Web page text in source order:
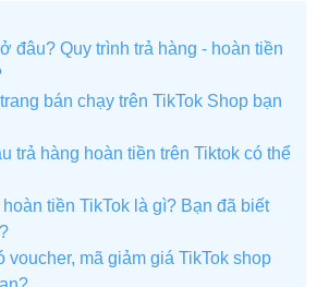
đâu? Quy trình trả hàng - hoàn tiền
bán chạy trên TikTok Shop bạn
trả hàng hoàn tiền trên Tiktok có thể
tiền TikTok là gì? Bạn đã biết
voucher, mã giảm giá TikTok shop